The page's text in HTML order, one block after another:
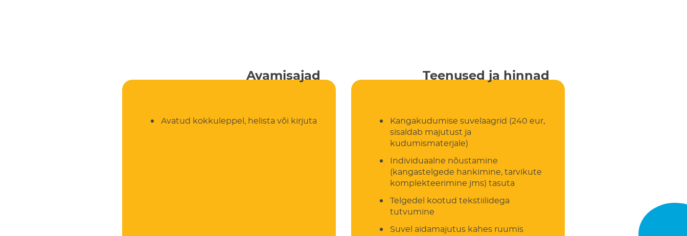
Avamisajad
Avatud kokkuleppel, helista või kirjuta
Teenused ja hinnad
Kangakudumise suvelaagrid (240 eur,
sisaldab majutust ja
kudumismaterjale)
Individuaalne nõustamine
(kangastelgede hankimine, tarvikute
komplekteerimine jms) tasuta
Telgedel kootud tekstiilidega
tutvumine
Suvel aidamajutus kahes ruumis